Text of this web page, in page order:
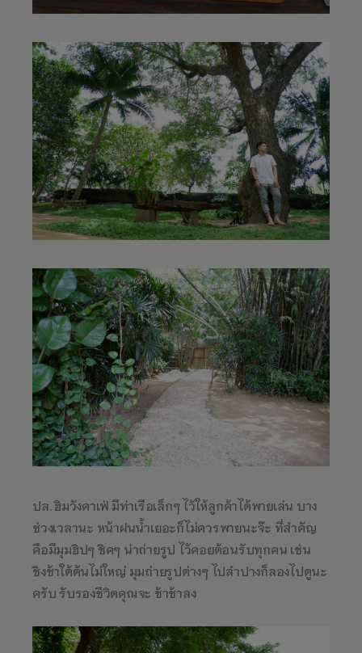
ปล. ฮิมวังคาเฟ่ มีท่าเรือเล็กๆ ไว้ให้ลูกค้าได้พายเล่น บาง
ช่วงเวลานะ หน้าฝนน้ำเยอะก็ไม่ควรพายนะจ๊ะ ที่สำคัญ
คือมีมุมฮิปๆ ชิคๆ น่าถ่ายรูป ไว้คอยต้อนรับทุกคน เช่น
ชิงช้าใต้ต้นไม่ใหญ่ มุมถ่ายรูปต่างๆ ไปลำปางก็ลองไปดูนะ
ครับ รับรองชีวิตคุณจะ ช้าช้าลง